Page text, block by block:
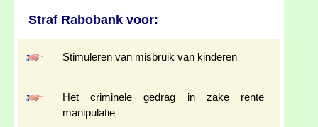
Straf Rabobank voor:
Stimuleren van misbruik van kinderen
Het criminele gedrag in zake rente
manipulatie